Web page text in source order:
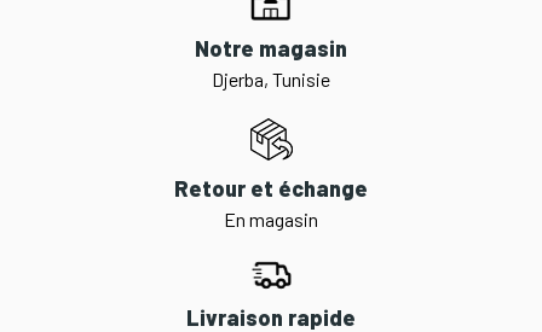
Notre magasin
Djerba, Tunisie
Retour et échange
En magasin
Livraison rapide